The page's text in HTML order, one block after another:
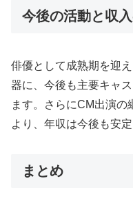
今後の活動と収
俳優として成熟期を迎
器に、今後も主要キャ
ます。さらにCM出演の
より、年収は今後も安
まとめ